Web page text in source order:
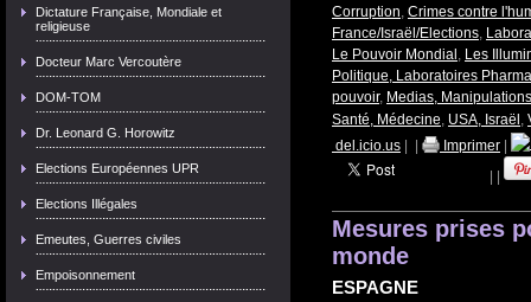
Dictature Française, Mondiale et
religieuse
Docteur Marc Vercoutère
DOM-TOM
Dr. Leonard G. Horowitz
Elections Européennes UPR
Elections Illégales
Emeutes, Guerres civiles
Empoisonnement
Corruption, Crimes contre
France/Israël/Elections,
Le Pouvoir Mondial , Les
Politique, Laboratoires
pouvoir, Medias,
Santé, Médecine, USA, Israël ,
del.icio.us
Imprimer
Mesures prises
monde
ESPAGNE